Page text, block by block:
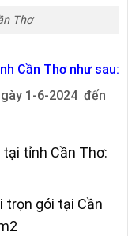
Thơ
Cần Thơ như sau:
1-6-2024 đến
tỉnh Cần Thơ:
trọn gói tại Cần